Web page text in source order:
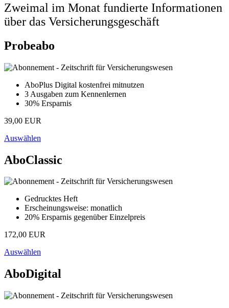
Zweimal im Monat fundierte Informationen
über das Versicherungsgeschäft
Probeabo
AboPlus Digital kostenfrei mitnutzen
3 Ausgaben zum Kennenlernen
30% Ersparnis
39,00 EUR
Auswählen
AboClassic
Gedrucktes Heft
Erscheinungsweise: monatlich
20% Ersparnis gegenüber Einzelpreis
172,00 EUR
Auswählen
AboDigital